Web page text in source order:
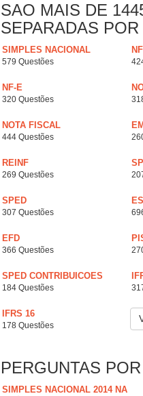
SAO MAIS DE
SEPARADAS
SIMPLES NACIONAL
579 Questões
NF-E
320 Questões
NOTA FISCAL
444 Questões
REINF
269 Questões
SPED
307 Questões
EFD
366 Questões
SPED CONTRIBUICOES
184 Questões
IFRS 16
178 Questões
PERGUNTAS
SIMPLES NACIONAL 2014 NA